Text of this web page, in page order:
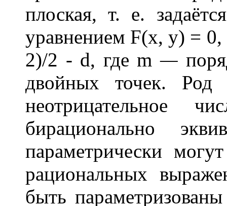
плоская, т. е.
уравнением F(х, у) =
2)/2 - d, где m —
двойных точек. Род
неотрицательное
бирационально
параметрически
рациональных
быть